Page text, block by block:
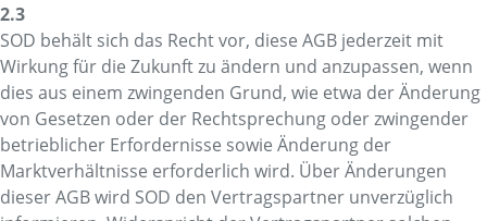
2.3
SOD behält sich das Recht vor, diese AGB jederzeit mit
Wirkung für die Zukunft zu ändern und anzupassen, wenn
dies aus einem zwingenden Grund, wie etwa der Änderung
von Gesetzen oder der Rechtsprechung oder zwingender
betrieblicher Erfordernisse sowie Änderung der
Marktverhältnisse erforderlich wird. Über Änderungen
dieser AGB wird SOD den Vertragspartner unverzüglich